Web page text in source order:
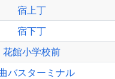
宿上丁
宿下丁
花館小学校前
バスターミナル